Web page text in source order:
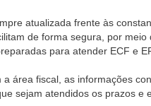
atualizada frente às
de forma segura, por
para atender ECF e
área fiscal, as informações
sejam atendidos os prazos e